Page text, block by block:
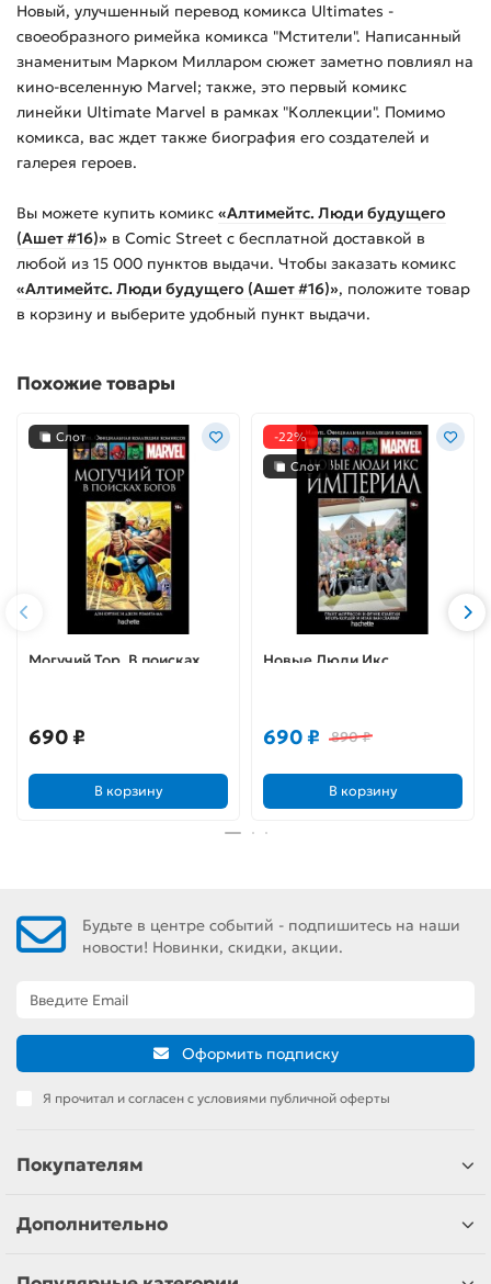
Новый, улучшенный перевод комикса Ultimates -
своеобразного римейка комикса "Мстители". Написанный
знаменитым Марком Милларом сюжет заметно повлиял на
кино-вселенную Marvel; также, это первый комикс
линейки Ultimate Marvel в рамках "Коллекции". Помимо
комикса, вас ждет также биография его создателей и
галерея героев.
Вы можете купить комикс «Алтимейтс. Люди будущего
(Ашет #16)» в Comic Street с бесплатной доставкой в
любой из 15 000 пунктов выдачи. Чтобы заказать комикс
«Алтимейтс. Люди будущего (Ашет #16)», положите товар
в корзину и выберите удобный пункт выдачи.
Похожие товары
Слот
Могучий Тор. В поисках
690 ₽
В корзину
-22%
Слот
Новые Люди Икс.
690 ₽ 890 ₽
В корзину
Будьте в центре событий - подпишитесь на наши
новости! Новинки, скидки, акции.
Оформить подписку
Я прочитал и согласен с условиями публичной оферты
Покупателям
Дополнительно